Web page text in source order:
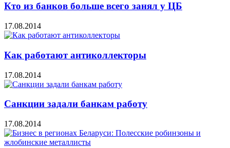
Кто из банков больше всего занял у ЦБ
17.08.2014
Как работают антиколлекторы
17.08.2014
Санкции задали банкам работу
17.08.2014